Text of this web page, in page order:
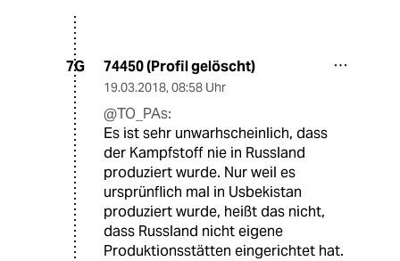
7G 74450 (Profil gelöscht)
19.03.2018, 08:58 Uhr
@TO_PAs:
Es ist sehr unwarhscheinlich, dass
der Kampfstoff nie in Russland
produziert wurde. Nur weil es
ursprünflich mal in Usbekistan
produziert wurde, heißt das nicht,
dass Russland nicht eigene
Produktionsstätten eingerichtet hat.